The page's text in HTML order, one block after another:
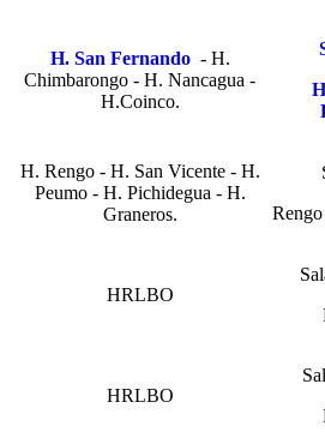
H. San Fernando - H.
Chimbarongo - H. Nancagua -
H.Coinco.
H. Rengo - H. San Vicente - H.
Peumo - H. Pichidegua - H.
Graneros.
HRLBO
HRLBO